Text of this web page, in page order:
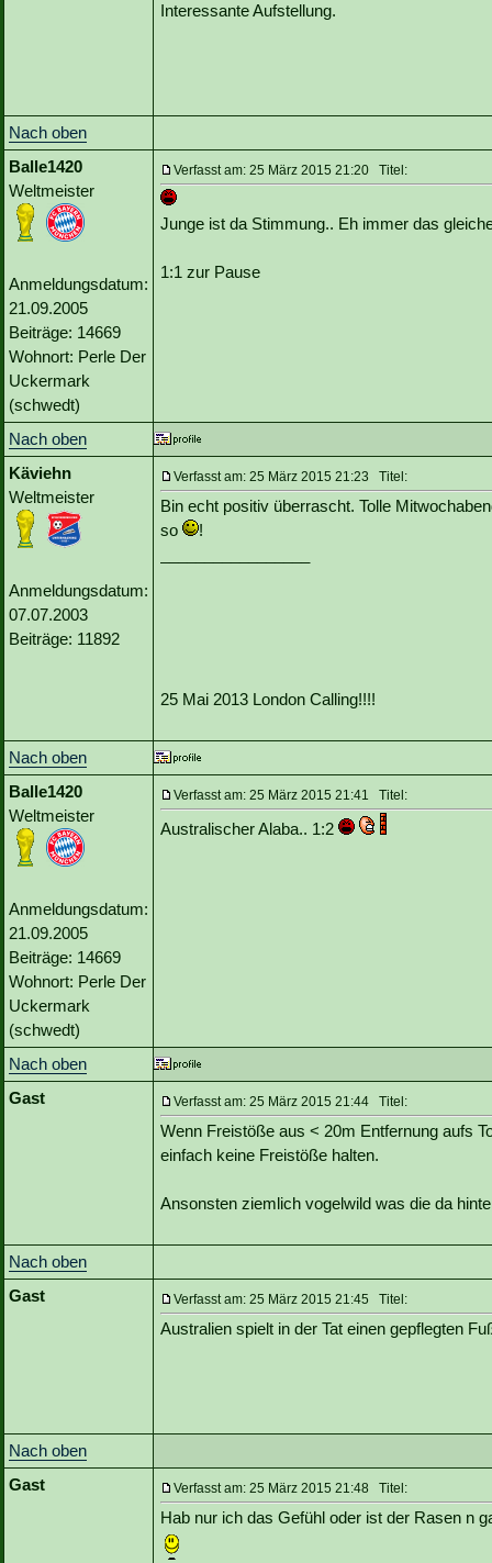
Interessante Aufstellung.
Nach oben
Balle1420
Weltmeister
Anmeldungsdatum:
21.09.2005
Beiträge: 14669
Wohnort: Perle Der
Uckermark
(schwedt)
Verfasst am: 25 März 2015 21:20 Titel:
Junge ist da Stimmung.. Eh immer das
1:1 zur Pause
Nach oben
Käviehn
Weltmeister
Anmeldungsdatum:
07.07.2003
Beiträge: 11892
Verfasst am: 25 März 2015 21:23 Titel:
Bin echt positiv überrascht. Tolle
so
!
25 Mai 2013 London Calling!!!!
Nach oben
Balle1420
Weltmeister
Anmeldungsdatum:
21.09.2005
Beiträge: 14669
Wohnort: Perle Der
Uckermark
(schwedt)
Verfasst am: 25 März 2015 21:41 Titel:
Australischer Alaba.. 1:2
Nach oben
Gast
Verfasst am: 25 März 2015 21:44 Titel:
Wenn Freistöße aus < 20m Entfernung aufs
einfach keine Freistöße halten.
Ansonsten ziemlich vogelwild was die da
Nach oben
Gast
Verfasst am: 25 März 2015 21:45 Titel:
Australien spielt in der Tat einen gepflegten
Nach oben
Gast
Verfasst am: 25 März 2015 21:48 Titel:
Hab nur ich das Gefühl oder ist der Rasen n